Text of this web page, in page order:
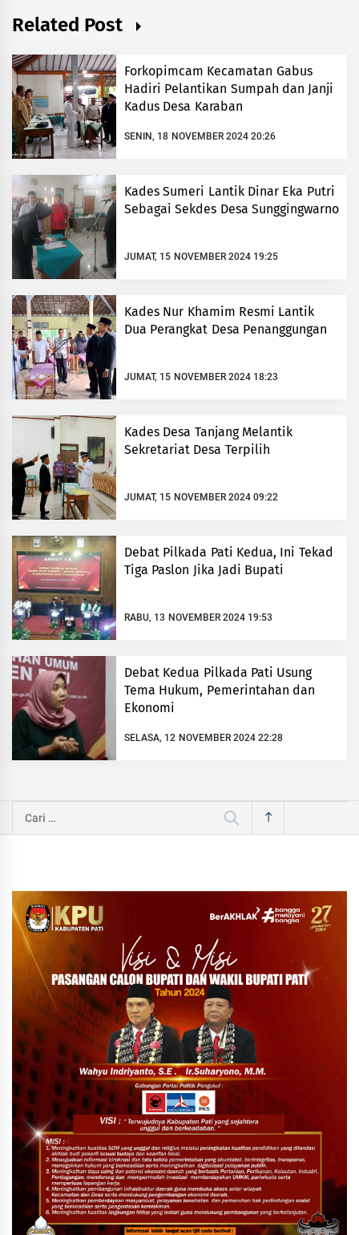
Related Post
Forkopimcam Kecamatan Gabus
Hadiri Pelantikan Sumpah dan Janji
Kadus Desa Karaban
SENIN, 18 NOVEMBER 2024 20:26
Kades Sumeri Lantik Dinar Eka Putri
Sebagai Sekdes Desa Sunggingwarno
JUMAT, 15 NOVEMBER 2024 19:25
Kades Nur Khamim Resmi Lantik
Dua Perangkat Desa Penanggungan
JUMAT, 15 NOVEMBER 2024 18:23
Kades Desa Tanjang Melantik
Sekretariat Desa Terpilih
JUMAT, 15 NOVEMBER 2024 09:22
Debat Pilkada Pati Kedua, Ini Tekad
Tiga Paslon Jika Jadi Bupati
RABU, 13 NOVEMBER 2024 19:53
Debat Kedua Pilkada Pati Usung
Tema Hukum, Pemerintahan dan
Ekonomi
SELASA, 12 NOVEMBER 2024 22:28
Cari
untuk: